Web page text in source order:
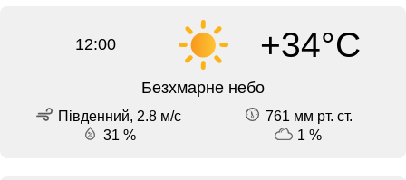
12:00 +34°C
Безхмарне небо
Південний, 2.8 м/с
761 мм рт. ст.
31 %
1 %